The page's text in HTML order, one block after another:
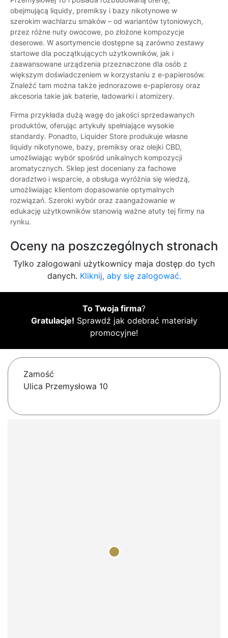
obejmującą liquidy, premiksy i bazy nikotynowe w
szerokim wachlarzu smaków – od wariantów tytoniowych,
przez różne nuty owocowe, po złożone kompozycje
deserowe. W asortymencie dostępne są zarówno zestawy
startowe dla początkujących użytkowników, jak i
zaawansowane urządzenia przeznaczone dla osób z
większym doświadczeniem w korzystaniu z e-papierosów.
Znaleźć tam można także jednorazowe e-papierosy oraz
akcesoria takie jak baterie, ładowarki i atomizery.
Firma przykłada dużą wagę do jakości sprzedawanych
produktów, oferując artykuły spełniające wysokie
standardy. Ponadto, Liquider Store produkuje własne
liquidy nikotynowe, bazy, premiksy oraz olejki CBD,
umożliwiając wybór spośród unikalnych kompozycji
aromatycznych. Sklep jest doceniany za fachowe
doradztwo i wsparcie, a obsługa wyróżnia się wiedzą,
umożliwiając klientom dopasowanie optymalnych
rozwiązań. Szeroki wybór oraz zaangażowanie w
edukację użytkowników stanowią ważne atuty tej firmy na
rynku.
Oceny na poszczególnych stronach
Tylko zalogowani użytkownicy maja dostęp do tych
danych. Kliknij, aby się zalogować.
To Twoja firma?
Gratulacje! Sprawdź jak odebrać materiały
promocyjne!
Zamość
Ulica Przemysłowa 10